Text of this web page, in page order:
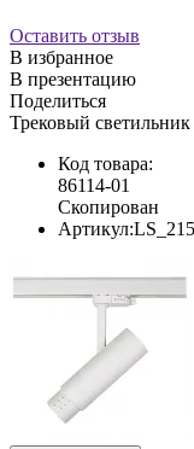
Оставить отзыв
В избранное
В презентацию
Поделиться
Трековый
Код товара:
86114-01
Скопирован
Артикул: